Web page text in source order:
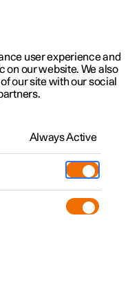
Software-updates
user experience and
on our website. We also
our site with our social
Always Active